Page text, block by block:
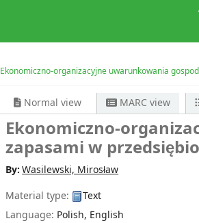
Ekonomiczno-organizacyjne uwarunkowania
Normal view MARC view
Ekonomiczno-
zapasami w
By:Wasilewski, Mirosław
Material type:
Text
Language: Polish, English